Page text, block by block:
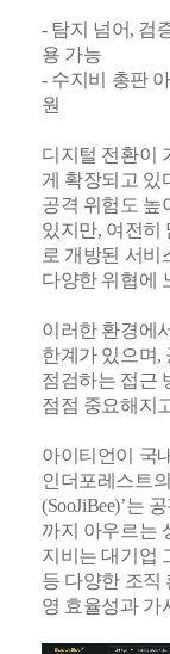
- 탐지 넘어, 검
용 가능
- 수지비 총판
원
디지털 전환이
게 확장되고 있
공격 위험도 높
있지만, 여전히
로 개방된 서비
다양한 위협에
이러한 환경에
한계가 있으며,
점검하는 접근
점점 중요해지
아이티언이 국
인더포레스트
(SooJiBee)’는
까지 아우르는
지비는 대기업
등 다양한 조직
영 효율성과 가